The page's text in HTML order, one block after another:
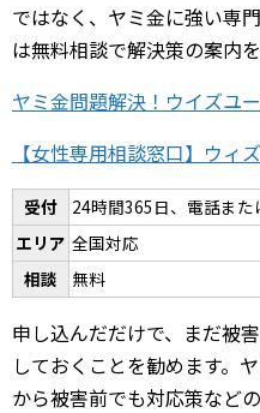
ではなく、ヤミ金に強い専
は無料相談で解決策の案内
ヤミ金問題解決！ウイズユ
【女性専用相談窓口】ウィ
受付
24時間365日、電話ま
エリア 全国対応
相談
無料
申し込んだだけで、まだ被
しておくことを勧めます。
から被害前でも対応策など